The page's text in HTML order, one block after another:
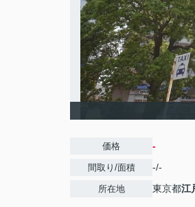
価格 -
間取り/面積 -/-
所在地 東京都江